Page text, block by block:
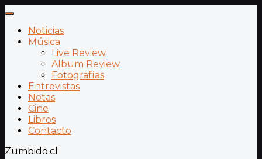
Noticias
Música
Live Review
Album Review
Fotografías
Entrevistas
Notas
Cine
Libros
Contacto
Zumbido.cl